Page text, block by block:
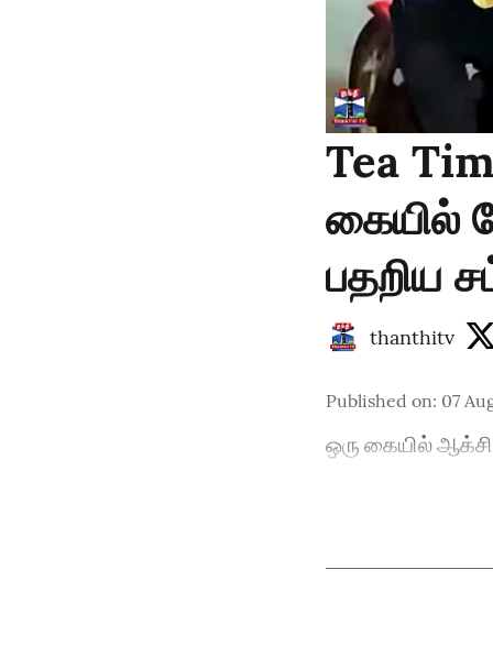
Tea
கையில்
பதறிய
thanthitv
Published on: 07
ஒரு கையில்